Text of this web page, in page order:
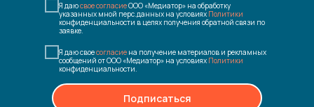
Я даюсвое согласиеООО «Медиатор» на обработку
указанных мной перс.данных на условиях Политики
конфиденциальности в целях получения обратной связи по
заявке.
Я даю своесогласие на получение материалов и рекламных
сообщений от ООО «Медиатор» на условиях Политики
конфиденциальности.
Подписаться